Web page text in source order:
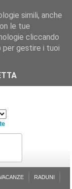
RADUNI
simili, anche
le tue
cliccando
per gestire i tuoi